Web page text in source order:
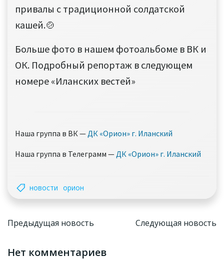
привалы с традиционной солдатской
кашей.🍲
Больше фото в нашем фотоальбоме в ВК и
ОК. Подробный репортаж в следующем
номере «Иланских вестей»
Наша группа в ВК —ДК «Орион» г. Иланский
Наша группа в Телеграмм —ДК «Орион» г. Иланский
новости орион
Навигация
по
Предыдущая новость Следующая новость
Нет комментариев